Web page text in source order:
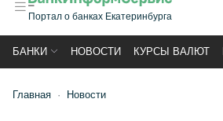
Портал о банках Екатеринбурга
БАНКИ НОВОСТИ КУРСЫ ВАЛЮТ
Главная Новости